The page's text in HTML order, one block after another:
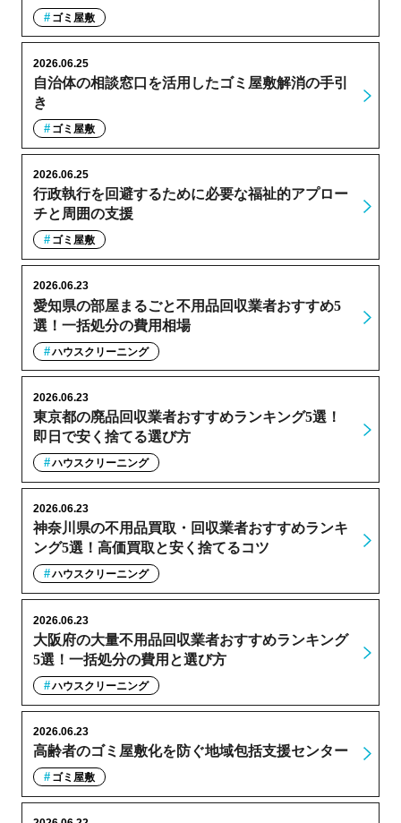
ゴミ屋敷
自治体の相談窓口を活用したゴミ屋敷解消の手引
き
2026.06.25
ゴミ屋敷
行政執行を回避するために必要な福祉的アプロー
チと周囲の支援
2026.06.25
ゴミ屋敷
愛知県の部屋まるごと不用品回収業者おすすめ5
選！一括処分の費用相場
2026.06.23
ハウスクリーニング
東京都の廃品回収業者おすすめランキング5選！
即日で安く捨てる選び方
2026.06.23
ハウスクリーニング
神奈川県の不用品買取・回収業者おすすめランキ
ング5選！高価買取と安く捨てるコツ
2026.06.23
ハウスクリーニング
大阪府の大量不用品回収業者おすすめランキング
5選！一括処分の費用と選び方
2026.06.23
ハウスクリーニング
高齢者のゴミ屋敷化を防ぐ地域包括支援センター
2026.06.23
ゴミ屋敷